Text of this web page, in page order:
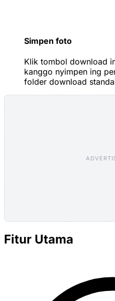
Simpen foto
Klik tombol download
kanggo nyimpen ing
folder download
Fitur Utama